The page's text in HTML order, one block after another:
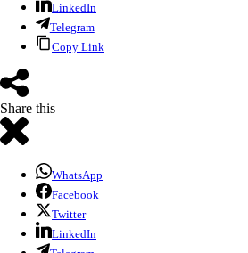
LinkedIn
Telegram
Copy Link
Share this
WhatsApp
Facebook
Twitter
LinkedIn